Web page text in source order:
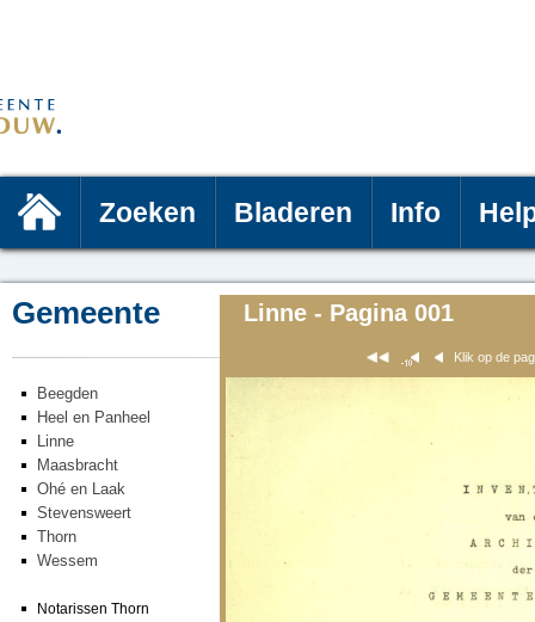
Zoeken Bladeren Info
Gemeente
Beegden
Heel en Panheel
Linne
Maasbracht
Ohé en Laak
Stevensweert
Thorn
Wessem
Notarissen Thorn
Linne - Pagina 001
Klik op de